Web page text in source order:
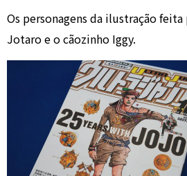
Os personagens da ilustração
Jotaro e o cãozinho Iggy.